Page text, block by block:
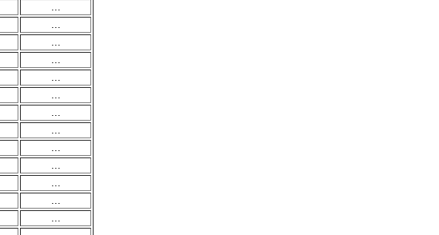
...
...
...
...
...
...
...
...
...
...
...
...
...